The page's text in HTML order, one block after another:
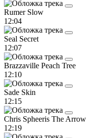
Rumer Slow
12:04
Seal Secret
12:07
Brazzaville Peach Tree
12:10
Sade Skin
12:15
Chris Spheeris The Arrow
12:19